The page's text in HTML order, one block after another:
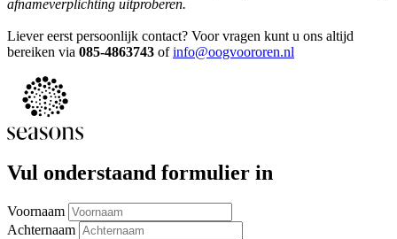
afnameverplichting uitproberen.
Liever eerst persoonlijk contact? Voor vragen kunt u ons altijd
bereiken via 085-4863743 ofinfo@oogvoororen.nl
Vul onderstaand formulier in
Voornaam
Achternaam